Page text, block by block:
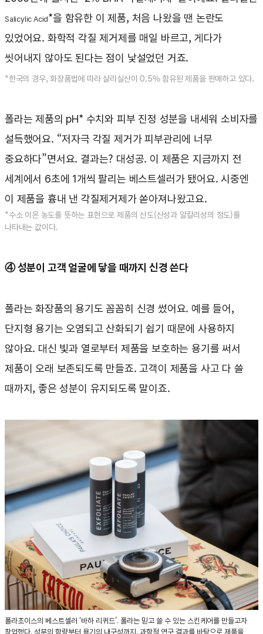
Salicylic Acid*을 함유한 이 제품, 처음 나왔을 땐 논란도
있었어요. 화학적 각질 제거제를 매일 바르고, 게다가
씻어내지 않아도 된다는 점이 낯설었던 거죠.
*한국의 경우, 화장품법에 따라 살리실산이 0.5% 함유된 제품을 판매하고 있다.
폴라는 제품의 pH* 수치와 피부 진정 성분을 내세워 소비자를
설득했어요. “저자극 각질 제거가 피부관리에 너무
중요하다”면서요. 결과는? 대성공. 이 제품은 지금까지 전
세계에서 6초에 1개씩 팔리는 베스트셀러가 됐어요. 시중엔
이 제품을 흉내 낸 각질제거제가 쏟아져나왔고요.
*수소 이온 농도를 뜻하는 표현으로 제품의 산도(산성과 알칼리성의 정도)를
나타내는 값이다.
④ 성분이 고객 얼굴에 닿을 때까지 신경 쓴다
폴라는 화장품의 용기도 꼼꼼히 신경 썼어요. 예를 들어,
단지형 용기는 오염되고 산화되기 쉽기 때문에 사용하지
않아요. 대신 빛과 열로부터 제품을 보호하는 용기를 써서
제품이 오래 보존되도록 만들죠. 고객이 제품을 사고 다 쓸
때까지, 좋은 성분이 유지되도록 말이죠.
폴라초이스의 베스트셀러 ‘바하 리퀴드’. 폴라는 믿고 쓸 수 있는 스킨케어를 만들고자
창업했다. 성분의 함량부터 용기의 내구성까지, 과학적 연구 결과를 바탕으로 제품을